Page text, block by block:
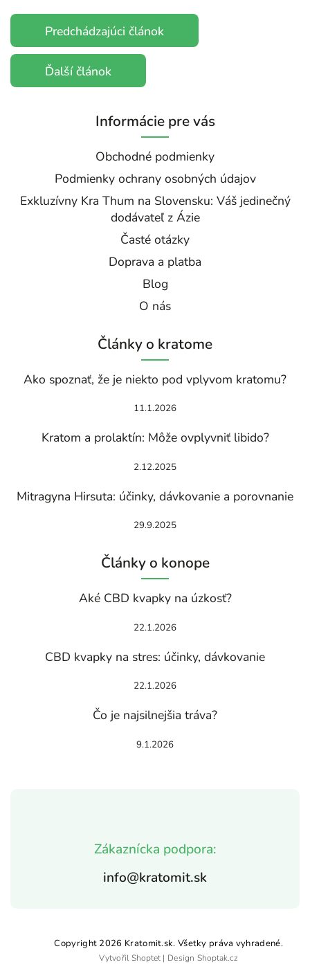
Predchádzajúci článok
Ďalší článok
Zákaznícka podpora:
info@kratomit.sk
Informácie pre vás
Obchodné podmienky
Podmienky ochrany osobných údajov
Exkluzívny Kra Thum na Slovensku: Váš jedinečný
dodávateľ z Ázie
Časté otázky
Doprava a platba
Blog
O nás
Články o kratome
Ako spoznať, že je niekto pod vplyvom kratomu?
11.1.2026
Kratom a prolaktín: Môže ovplyvniť libido?
2.12.2025
Mitragyna Hirsuta: účinky, dávkovanie a porovnanie
29.9.2025
Články o konope
Aké CBD kvapky na úzkosť?
22.1.2026
CBD kvapky na stres: účinky, dávkovanie
22.1.2026
Čo je najsilnejšia tráva?
9.1.2026
Copyright 2026 Kratomit.sk. Všetky práva vyhradené.
VytvořilShoptet | Design Shoptak.cz